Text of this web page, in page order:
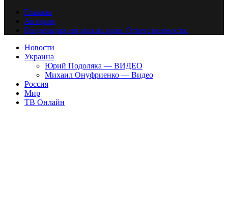
Главная
Авторам
Владельцам авторских прав. Ответственности.
Новости
Украина
Юрий Подоляка — ВИДЕО
Михаил Онуфриенко — Видео
Россия
Мир
ТВ Онлайн